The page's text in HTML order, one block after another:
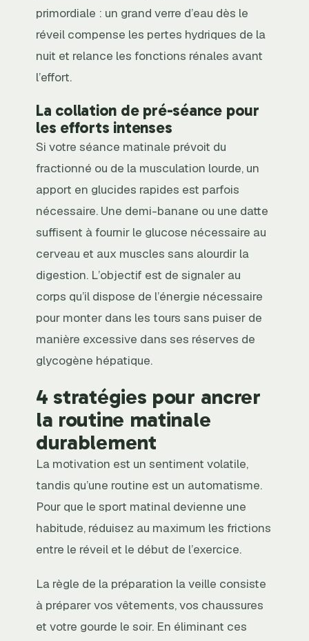
primordiale : un grand verre d’eau dès le
réveil compense les pertes hydriques de la
nuit et relance les fonctions rénales avant
l’effort.
La collation de pré-séance pour
les efforts intenses
Si votre séance matinale prévoit du
fractionné ou de la musculation lourde, un
apport en glucides rapides est parfois
nécessaire. Une demi-banane ou une datte
suffisent à fournir le glucose nécessaire au
cerveau et aux muscles sans alourdir la
digestion. L’objectif est de signaler au
corps qu’il dispose de l’énergie nécessaire
pour monter dans les tours sans puiser de
manière excessive dans ses réserves de
glycogène hépatique.
4 stratégies pour ancrer
la routine matinale
durablement
La motivation est un sentiment volatile,
tandis qu’une routine est un automatisme.
Pour que le sport matinal devienne une
habitude, réduisez au maximum les frictions
entre le réveil et le début de l’exercice.
La règle de la préparation la veille consiste
à préparer vos vêtements, vos chaussures
et votre gourde le soir. En éliminant ces